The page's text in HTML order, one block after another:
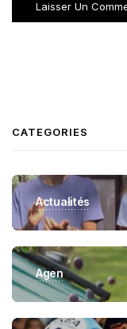
CATEGORIES
Actualités
Agen